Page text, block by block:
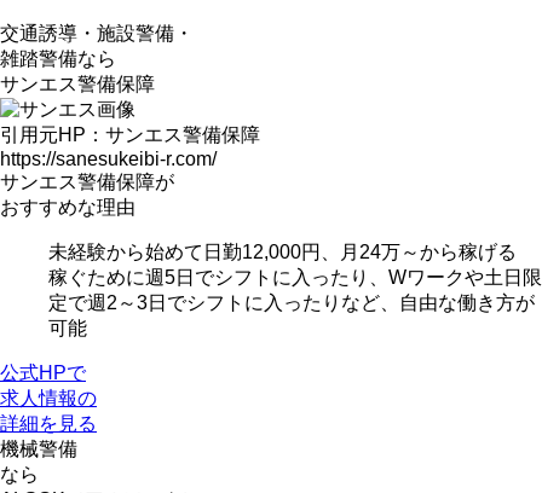
交通誘導・施設警備・
雑踏警備なら
サンエス警備保障
引用元HP：サンエス警備保障
https://sanesukeibi-r.com/
サンエス警備保障が
おすすめな理由
未経験から始めて日勤12,000円、月24万～から稼げる
稼ぐために週5日でシフトに入ったり、Wワークや土日限
定で週2～3日でシフトに入ったりなど、自由な働き方が
可能
公式HPで
求人情報の
詳細を見る
機械警備
なら